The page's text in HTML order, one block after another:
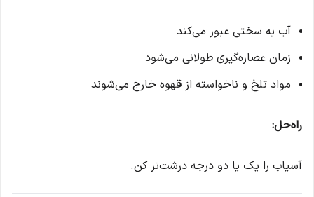
آب به سختی عبور می‌کند
زمان عصاره‌گیری طولانی می‌شود
مواد تلخ و ناخواسته از قهوه خارج می‌شوند
راه‌حل:
آسیاب را یک یا دو درجه درشت‌تر کن.